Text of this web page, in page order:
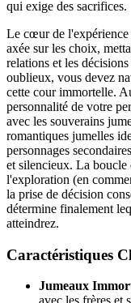
qui exige des sacrifices.
Le cœur de l'expérience
axée sur les choix,
relations et les
oublieux, vous devez
cette cour immortelle.
personnalité de votre
avec les souverains
romantiques jumelles
personnages
et silencieux. La boucle
l'exploration (en
la prise de décision
détermine finalement
atteindrez.
Caractéristiques
Jumeaux